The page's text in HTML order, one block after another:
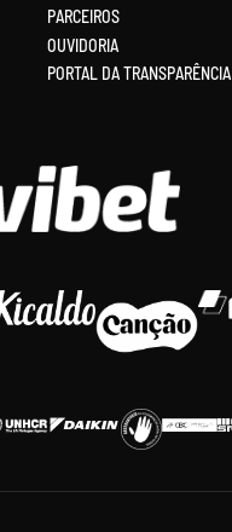
PARCEIROS
OUVIDORIA
PORTAL DA TRANSPARÊNCIA